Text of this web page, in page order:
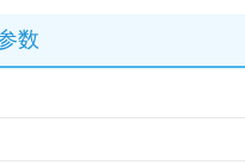
数